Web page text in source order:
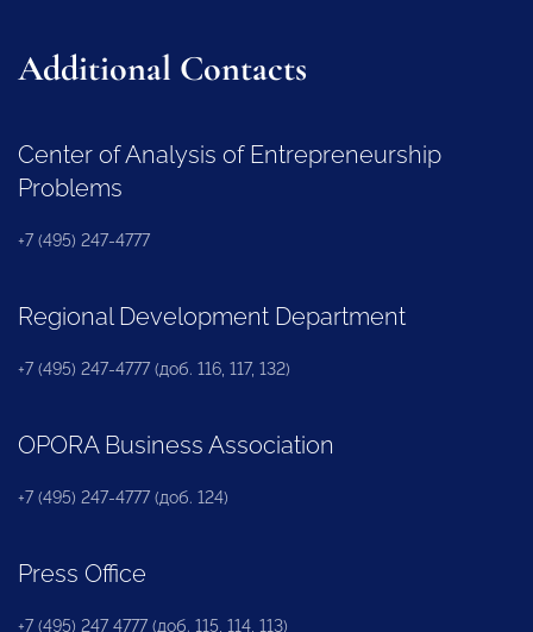
Additional Contacts
Center of Analysis of Entrepreneurship
Problems
+7 (495) 247-4777
Regional Development Department
+7 (495) 247-4777 (доб. 116, 117, 132)
OPORA Business Association
+7 (495) 247-4777 (доб. 124)
Press Office
+7 (495) 247 4777 (доб. 115, 114, 113)